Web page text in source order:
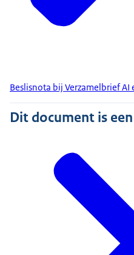
Beslisnota bij Verzamelbrief AI
Dit document is